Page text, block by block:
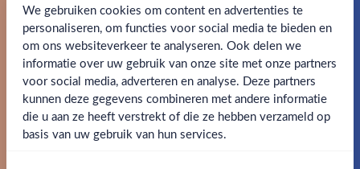
Ben jij 18 jaar of ouder?
Ja Nee
We gebruiken cookies om content en advertenties te
personaliseren, om functies voor social media te bieden en
om ons websiteverkeer te analyseren. Ook delen we
informatie over uw gebruik van onze site met onze partners
voor social media, adverteren en analyse. Deze partners
kunnen deze gegevens combineren met andere informatie
die u aan ze heeft verstrekt of die ze hebben verzameld op
basis van uw gebruik van hun services.
Schrijf je in en ontvang direct 5% korting op je eerste
bestelling.
Email
Claim mijn korting